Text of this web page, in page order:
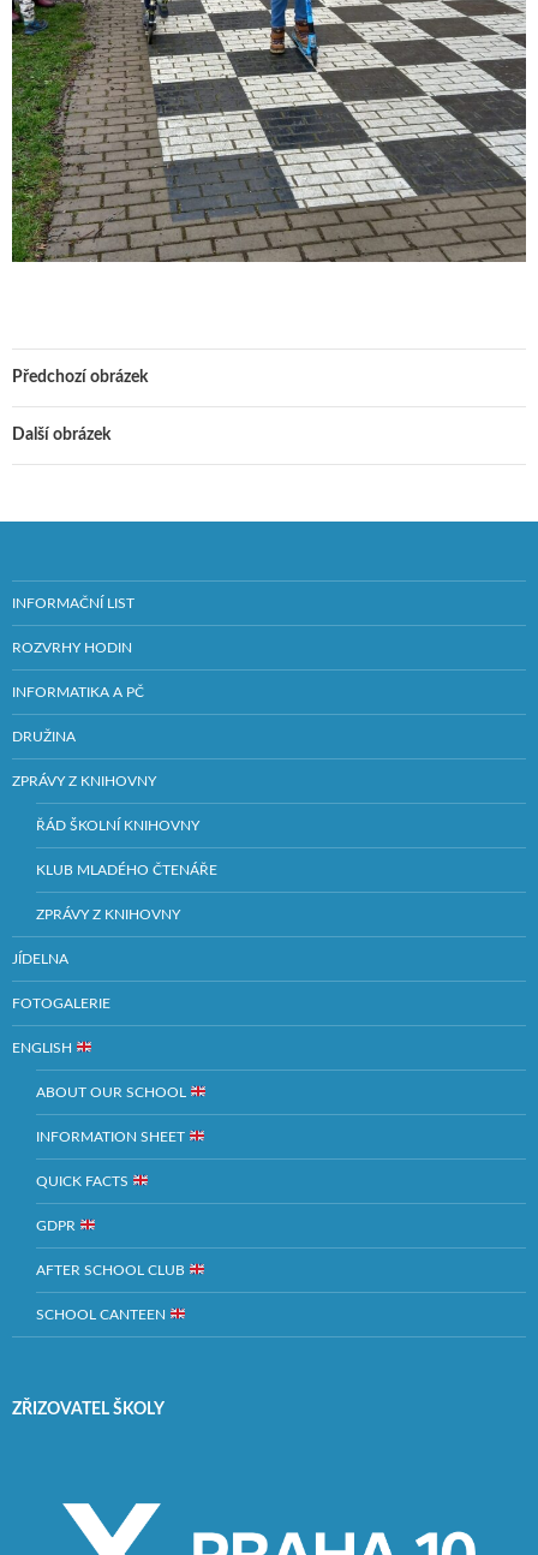
Předchozí obrázek
Další obrázek
INFORMAČNÍ LIST
ROZVRHY HODIN
INFORMATIKA A PČ
DRUŽINA
ZPRÁVY Z KNIHOVNY
ŘÁD ŠKOLNÍ KNIHOVNY
KLUB MLADÉHO ČTENÁŘE
ZPRÁVY Z KNIHOVNY
JÍDELNA
FOTOGALERIE
ENGLISH
ABOUT OUR SCHOOL
INFORMATION SHEET
QUICK FACTS
GDPR
AFTER SCHOOL CLUB
SCHOOL CANTEEN
ZŘIZOVATEL ŠKOLY